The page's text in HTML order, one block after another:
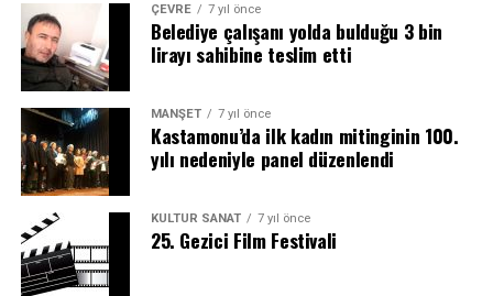
ÇEVRE 7 yıl önce
Belediye çalışanı yolda bulduğu 3 bin
lirayı sahibine teslim etti
MANŞET 7 yıl önce
Kastamonu’da ilk kadın mitinginin 100.
yılı nedeniyle panel düzenlendi
KÜLTÜR SANAT 7 yıl önce
25. Gezici Film Festivali